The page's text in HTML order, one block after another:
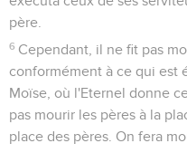
père.
6 Cependant, il ne fit pas
conformément à ce qui est
Moïse, où l'Eternel donne
pas mourir les pères à la
place des pères. On fera